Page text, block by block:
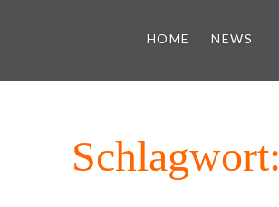
HOME NEWS
Schlagwort: